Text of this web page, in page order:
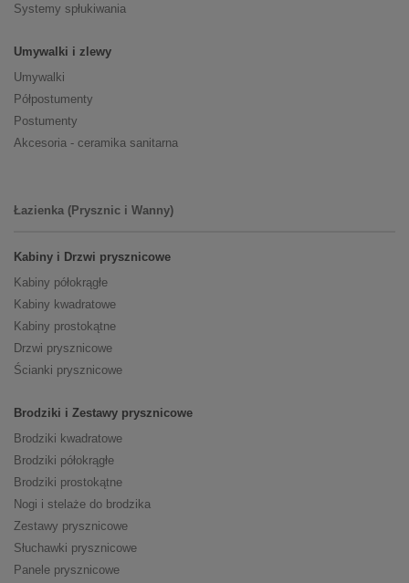
Systemy spłukiwania
Umywalki i zlewy
Umywalki
Półpostumenty
Postumenty
Akcesoria - ceramika sanitarna
Łazienka (Prysznic i Wanny)
Kabiny i Drzwi prysznicowe
Kabiny półokrągłe
Kabiny kwadratowe
Kabiny prostokątne
Drzwi prysznicowe
Ścianki prysznicowe
Brodziki i Zestawy prysznicowe
Brodziki kwadratowe
Brodziki półokrągłe
Brodziki prostokątne
Nogi i stelaże do brodzika
Zestawy prysznicowe
Słuchawki prysznicowe
Panele prysznicowe